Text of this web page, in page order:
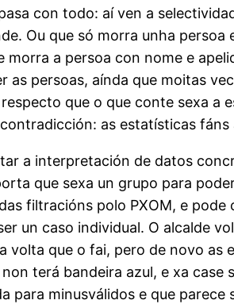
con todo: aí ven a
Ou que só morra unha
a persoa con nome e
as persoas, aínda que moitas
que o que conte sexa a
as estatísticas fáns
a interpretación de datos
que sexa un grupo para
filtracións polo PXOM, e
un caso individual. O alcalde
volta que o fai, pero de novo
terá bandeira azul, e xa
para minusválidos e que